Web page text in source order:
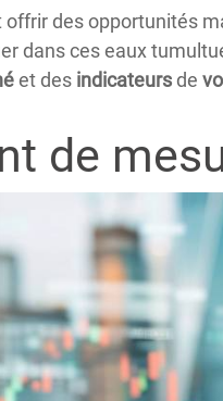
offrir des opportunités
dans ces eaux
et des indicateurs de
de